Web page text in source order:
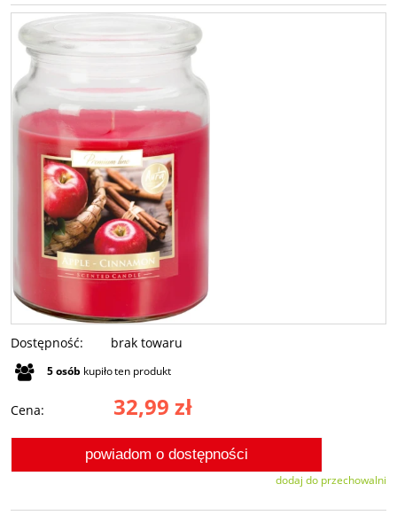
Dostępność: brak towaru
5osób kupiłoten produkt
Cena: 32,99 zł
powiadom o dostępności
dodaj do przechowalni